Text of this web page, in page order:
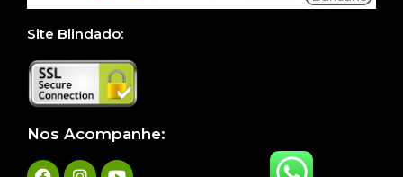
Site Blindado:
Nos Acompanhe: